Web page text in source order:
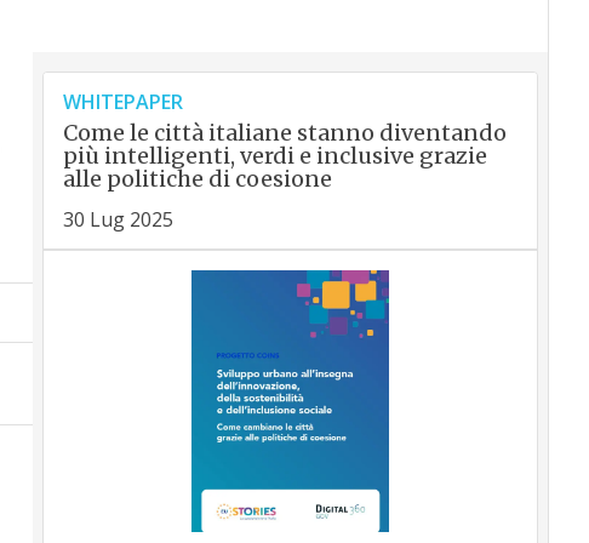
WHITEPAPER
Come le città italiane stanno diventando
più intelligenti, verdi e inclusive grazie
alle politiche di coesione
30 Lug 2025